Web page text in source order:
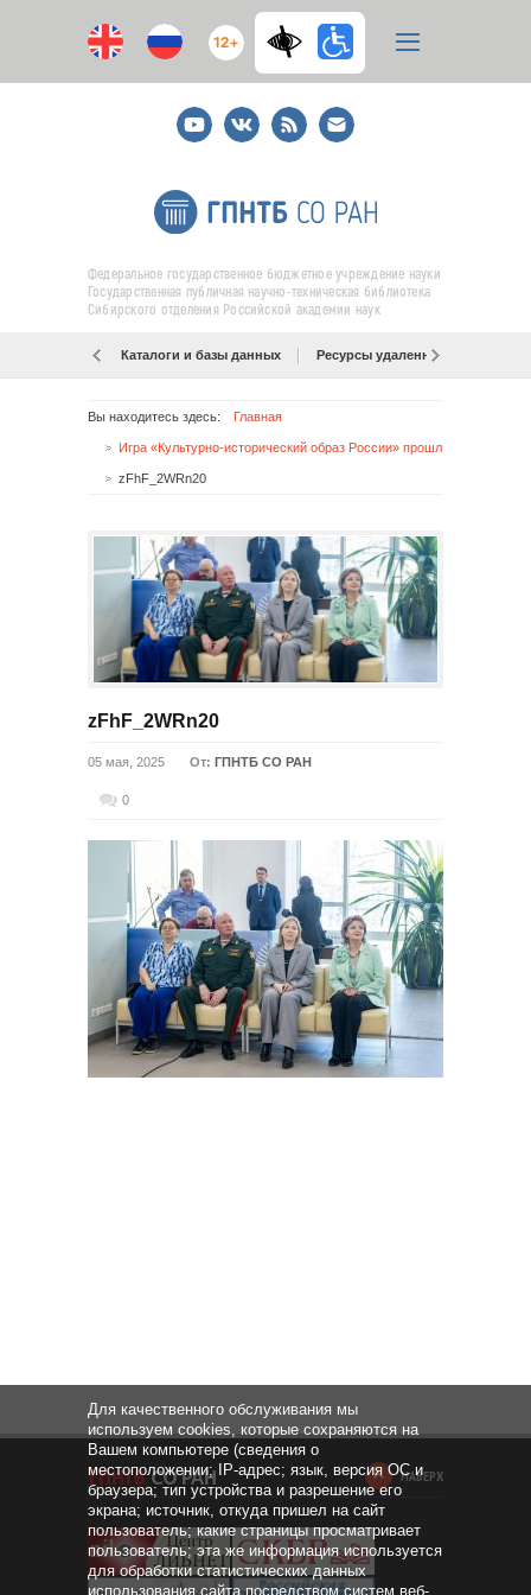
12+
YoutubeВКонтакте
RSS
E-
mail
подписка
Федеральное государственное бюджетное учреждение науки
Государственная публичная научно-техническая библиотека
Сибирского отделения Российской академии наук
Каталоги и базы данных Ресурсы удаленного доступа
Вы находитесь здесь: Главная
zFhF_2WRn20
zFhF_2WRn20
05 мая, 2025 От: ГПНТБ СО РАН
0
НАВЕРХ
Для качественного обслуживания мы
используем cookies, которые сохраняются на
Вашем компьютере (сведения о
местоположении; IP-адрес; язык, версия ОС и
браузера; тип устройства и разрешение его
экрана; источник, откуда пришел на сайт
пользователь; какие страницы просматривает
пользователь; эта же информация используется
для обработки статистических данных
использования сайта посредством систем веб-